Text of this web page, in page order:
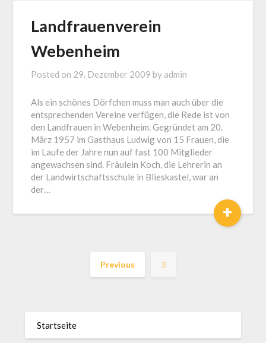
Landfrauenverein
Webenheim
Posted on 29. Dezember 2009 by admin
Als ein schönes Dörfchen muss man auch über die
entsprechenden Vereine verfügen, die Rede ist von
den Landfrauen in Webenheim. Gegründet am 20.
März 1957 im Gasthaus Ludwig von 15 Frauen, die
im Laufe der Jahre nun auf fast 100 Mitglieder
angewachsen sind. Fräulein Koch, die Lehrerin an
der Landwirtschaftsschule in Blieskastel, war an
der…
+
Previous 3
Startseite